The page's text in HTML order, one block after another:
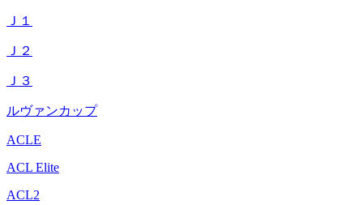
Ｊ１
Ｊ２
Ｊ３
ルヴァンカップ
ACLE
ACL Elite
ACL2